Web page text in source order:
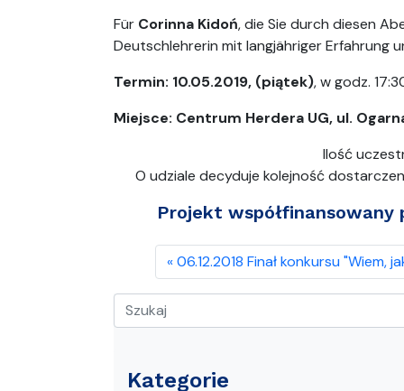
Für Corinna Kidoń, die Sie durch diesen
Deutschlehrerin mit langjähriger Erfahrung
Termin: 10.05.2019, (piątek), w godz.
Miejsce: Centrum Herdera UG, ul.
Ilość
O udziale decyduje kolejność
Projekt
06.12.2018 Finał konkursu "Wiem,
Kategorie